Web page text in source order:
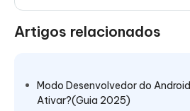
Artigos relacionados
Modo Desenvolvedor do
Ativar?(Guia 2025)